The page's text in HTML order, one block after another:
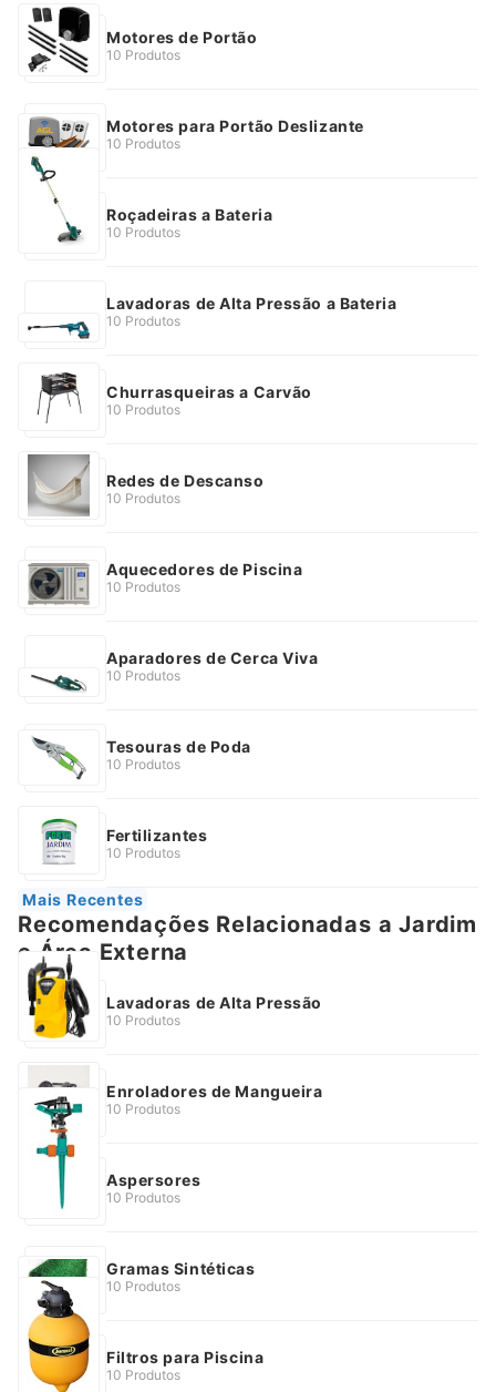
Motores de Portão
10 Produtos
Motores para Portão Deslizante
10 Produtos
Roçadeiras a Bateria
10 Produtos
Lavadoras de Alta Pressão a Bateria
10 Produtos
Churrasqueiras a Carvão
10 Produtos
Redes de Descanso
10 Produtos
Aquecedores de Piscina
10 Produtos
Aparadores de Cerca Viva
10 Produtos
Tesouras de Poda
10 Produtos
Fertilizantes
10 Produtos
Mais Recentes
Recomendações Relacionadas a Jardim
e Área Externa
Lavadoras de Alta Pressão
10 Produtos
Enroladores de Mangueira
10 Produtos
Aspersores
10 Produtos
Gramas Sintéticas
10 Produtos
Filtros para Piscina
10 Produtos